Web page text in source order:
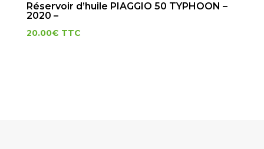
Réservoir d’huile PIAGGIO 50 TYPHOON –
2020 –
20.00€ TTC